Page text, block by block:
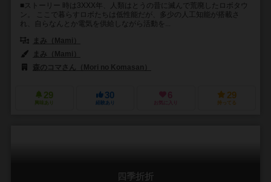
■ストーリー 時は3XXX年、人類はとうの昔に滅んで荒廃したロボタウ
ン。 ここで暮らすロボたちは低性能だが、多少の人工知能が搭載さ
れ、自らなんとか電気を供給しながら活動を...
まみ（Mami）
まみ（Mami）
森のコマさん（Mori no Komasan）
29
興味あり
30
経験あり
6
お気に入り
29
持ってる
四季折折